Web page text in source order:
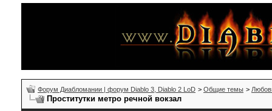
Форум Диабломании | форум Diablo 3, Diablo 2 LoD > Общие темы >
Проститутки метро речной вокзал